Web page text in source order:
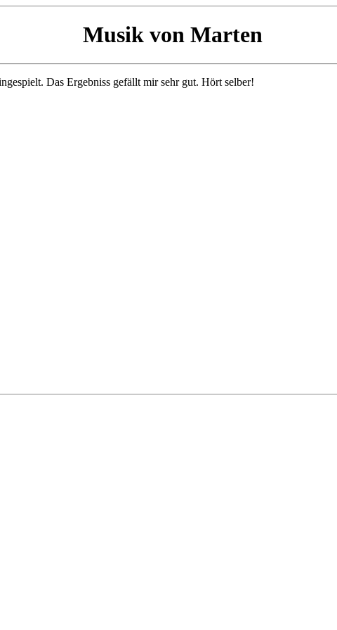
Musik von Marten
Das Ergebniss gefällt mir sehr gut. Hört selber!